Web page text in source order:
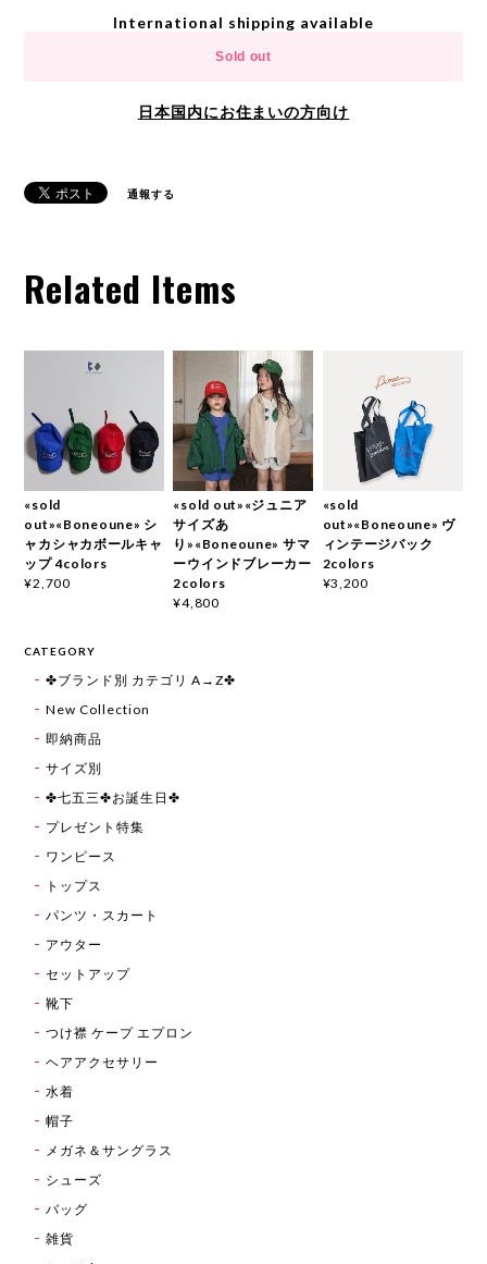
International shipping available
Sold out
日本国内にお住まいの方向け
通報する
Related Items
«sold
out»«Boneoune» シ
ャカシャカボールキャ
ップ 4colors
¥2,700
«sold out»«ジュニア
サイズあ
り»«Boneoune» サマ
ーウインドブレーカー
2colors
¥4,800
«sold
out»«Boneoune» ヴ
ィンテージバック
2colors
¥3,200
CATEGORY
✤ブランド別 カテゴリ A→Z✤
New Collection
即納商品
サイズ別
✤七五三✤お誕生日✤
プレゼント特集
ワンピース
トップス
パンツ・スカート
アウター
セットアップ
靴下
つけ襟 ケープ エプロン
ヘアアクセサリー
水着
帽子
メガネ＆サングラス
シューズ
バッグ
雑貨